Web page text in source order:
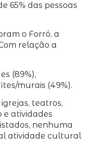
65% das pessoas
o Forró, a
relação a
(89%),
murais (49%).
teatros,
e atividades
nenhuma
atividade cultural